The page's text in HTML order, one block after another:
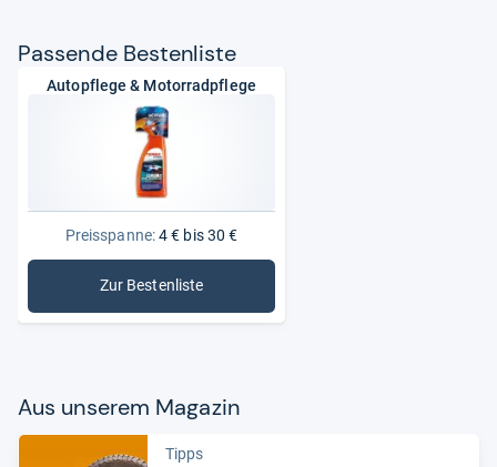
Pas­sende Bes­ten­liste
Autopflege & Motorradpflege
Preisspanne:4 € bis 30 €
Zur Bestenliste: Autopflege & Motorradpflege
Aus unse­rem Maga­zin
Tipps